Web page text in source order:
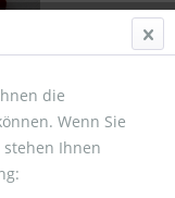
die
Wenn Sie
Ihnen